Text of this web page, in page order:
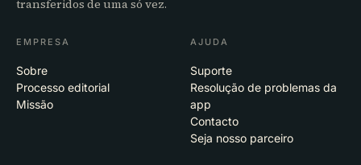
transferidos de uma só vez.
EMPRESA
Sobre
Processo editorial
Missão
AJUDA
Suporte
Resolução de problemas da
app
Contacto
Seja nosso parceiro